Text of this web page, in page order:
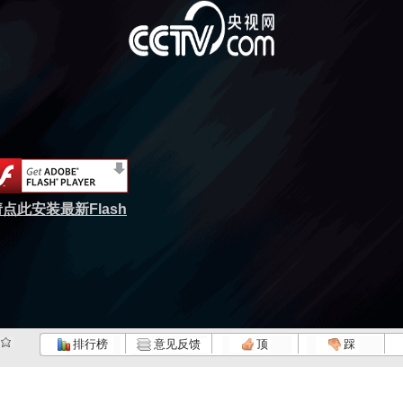
点此安装最新Flash
排行榜 意见反馈 顶 踩